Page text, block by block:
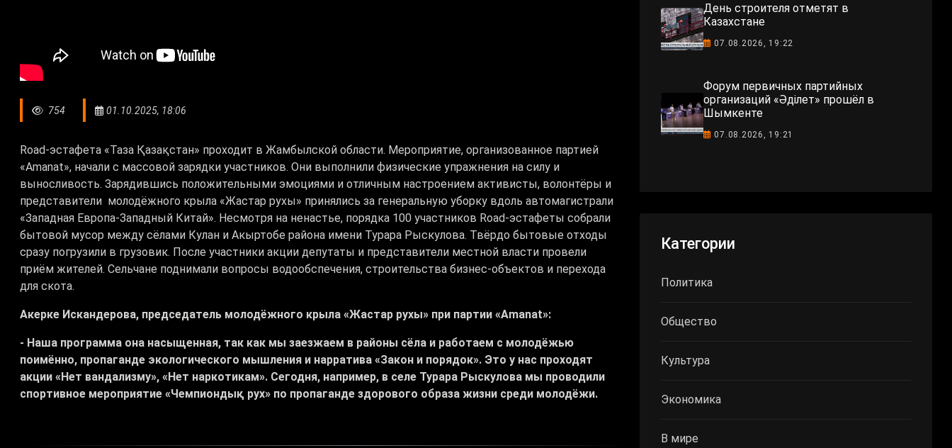
754 01.10.2025, 18:06
Road-эстафета «Таза Қазақстан» проходит в Жамбылской области. Мероприятие, организованное партией
«Amanat», начали с массовой зарядки участников. Они выполнили физические упражнения на силу и
выносливость. Зарядившись положительными эмоциями и отличным настроением активисты, волонтёры и
представители молодёжного крыла «Жастар рухы» принялись за генеральную уборку вдоль автомагистрали
«Западная Европа-Западный Китай». Несмотря на ненастье, порядка 100 участников Road-эстафеты собрали
бытовой мусор между сёлами Кулан и Акыртобе района имени Турара Рыскулова. Твёрдо бытовые отходы
сразу погрузили в грузовик. После участники акции депутаты и представители местной власти провели
приём жителей. Сельчане поднимали вопросы водообспечения, строительства бизнес-объектов и перехода
для скота.
Акерке Искандерова, председатель молодёжного крыла «Жастар рухы» при партии «Amanat»:
- Наша программа она насыщенная, так как мы заезжаем в районы сёла и работаем с молодёжью
поимённо, пропаганде экологического мышления и нарратива «Закон и порядок». Это у нас проходят
акции «Нет вандализму», «Нет наркотикам». Сегодня, например, в селе Турара Рыскулова мы проводили
спортивное мероприятие «Чемпиондық рух» по пропаганде здорового образа жизни среди молодёжи.
День строителя отметят в
Казахстане
07.08.2026, 19:22
Форум первичных партийных
организаций «Әділет» прошёл в
Шымкенте
07.08.2026, 19:21
Категории
Политика
Общество
Культура
Экономика
В мире